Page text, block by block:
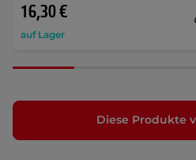
16,30 €
auf Lager
Diese Produkte